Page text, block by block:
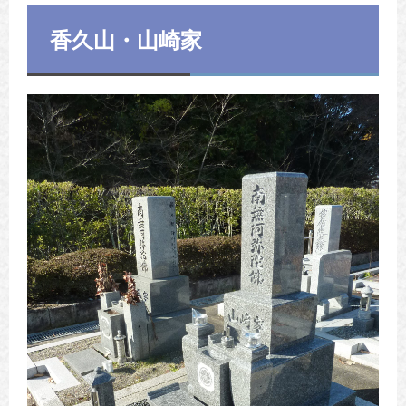
香久山・山崎家